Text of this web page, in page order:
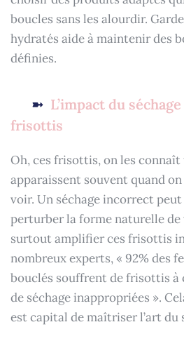
boucles sans les alourdir.
hydratés aide à maintenir des
définies.
L’impact du
frisottis
Oh, ces frisottis, on les connaît
apparaissent souvent quand
voir. Un séchage incorrect
perturber la forme naturelle de
surtout amplifier ces frisottis
nombreux experts, « 92% des
bouclés souffrent de frisottis à
de séchage inappropriées ».
est capital de maîtriser l’art du